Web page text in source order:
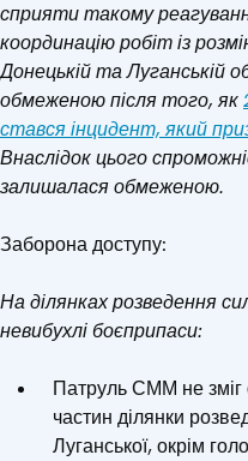
сприяти такому
координацію робіт із
Донецькій та Луганській
обмеженою після того, як
стався інцидент, який
Внаслідок цього
залишалася обмеженою.
Заборона доступу:
На ділянках розведення
невибухлі боєприпаси:
Патруль СММ не зміг
частин ділянки
Луганської, окрім